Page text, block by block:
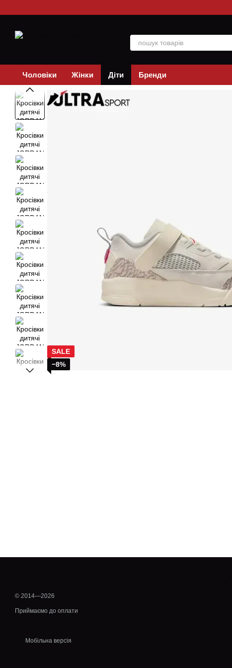
Чоловіки Жінки Діти Бренди
SALE
−8%
© 2014—2026
Приймаємо до оплати
Мобільна версія